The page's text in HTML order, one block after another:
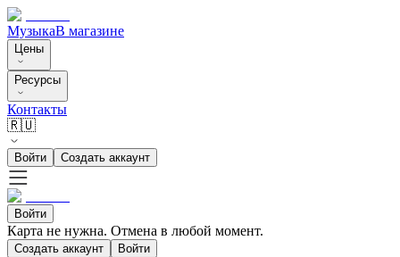
МузыкаВ магазине
Цены
Ресурсы
Контакты
🇷🇺
Войти Создать аккаунт
Войти
Карта не нужна. Отмена в любой момент.
Создать аккаунт Войти